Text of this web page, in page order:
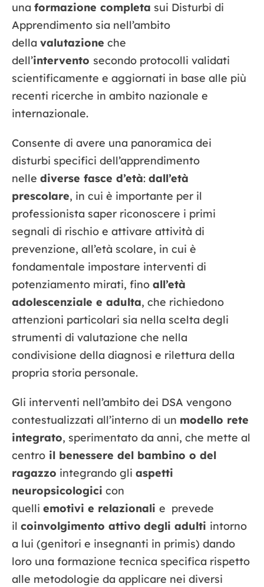
una formazione completa sui Disturbi di
Apprendimento sia nell’ambito
della valutazione che
dell’intervento secondo protocolli validati
scientificamente e aggiornati in base alle più
recenti ricerche in ambito nazionale e
internazionale.
Consente di avere una panoramica dei
disturbi specifici dell’apprendimento
nelle diverse fasce d’età: dall’età
prescolare, in cui è importante per il
professionista saper riconoscere i primi
segnali di rischio e attivare attività di
prevenzione, all’età scolare, in cui è
fondamentale impostare interventi di
potenziamento mirati, fino all’età
adolescenziale e adulta, che richiedono
attenzioni particolari sia nella scelta degli
strumenti di valutazione che nella
condivisione della diagnosi e rilettura della
propria storia personale.
Gli interventi nell’ambito dei DSA vengono
contestualizzati all’interno di un modello rete
integrato, sperimentato da anni, che mette al
centroil benessere del bambino o del
ragazzo integrando gli aspetti
neuropsicologici con
quelli emotivi e relazionali e prevede
il coinvolgimento attivo degli adulti intorno
a lui (genitori e insegnanti in primis) dando
loro una formazione tecnica specifica rispetto
alle metodologie da applicare nei diversi